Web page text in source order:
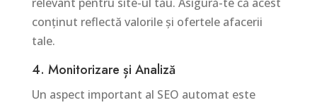
conținut reflectă valorile și ofertele afacerii
tale.
4. Monitorizare și Analiză
Un aspect important al SEO automat este